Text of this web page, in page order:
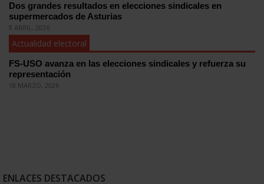
Dos grandes resultados en elecciones sindicales en
supermercados de Asturias
8 ABRIL, 2026
Actualidad electoral
FS-USO avanza en las elecciones sindicales y refuerza su
representación
18 MARZO, 2026
ENLACES DESTACADOS